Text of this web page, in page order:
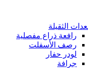
الثقيلة
رافعة ذراع مفصلية
رصف الأسفلت
لودر حفار
جرافة